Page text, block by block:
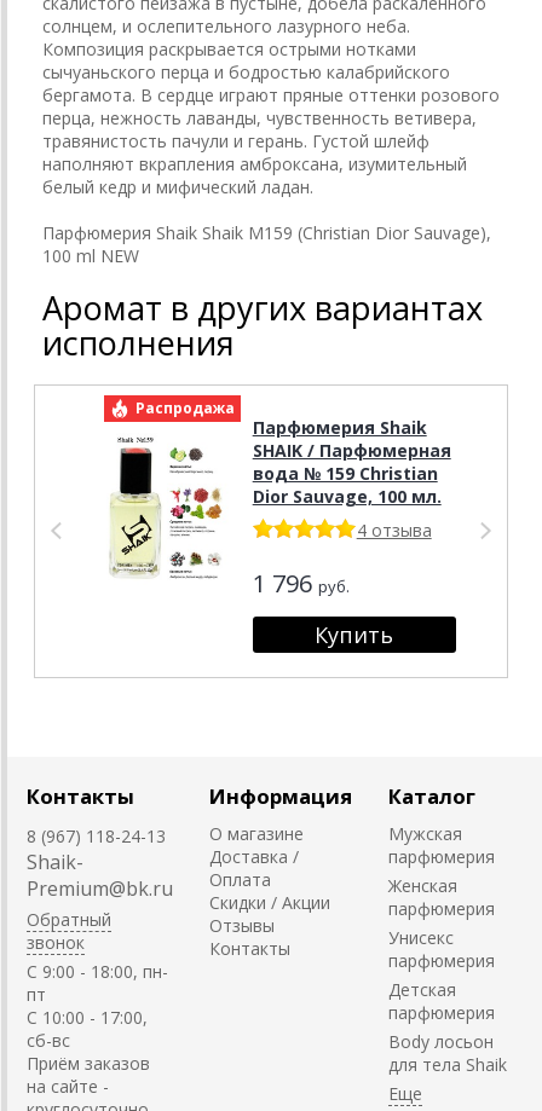
солнцем, и ослепительного лазурного неба.
Композиция раскрывается острыми нотками
сычуаньского перца и бодростью калабрийского
бергамота. В сердце играют пряные оттенки розового
перца, нежность лаванды, чувственность ветивера,
травянистость пачули и герань. Густой шлейф
наполняют вкрапления амброксана, изумительный
белый кедр и мифический ладан.
Парфюмерия Shaik Shaik M159 (Christian Dior Sauvage),
100 ml NEW
Аромат в других вариантах
исполнения
Распродажа
Парфюмерия Shaik
SHAIK / Парфюмерная
вода № 159 Christian
Dior Sauvage, 100 мл.
4 отзыва
1 796 руб.
Контакты
8 (967) 118-24-13
Shaik-
Premium@bk.ru
Обратный
звонок
C 9:00 - 18:00, пн-
пт
С 10:00 - 17:00,
сб-вс
Приём заказов
на сайте -
Информация
О магазине
Доставка /
Оплата
Скидки / Акции
Отзывы
Контакты
Каталог
Мужская
парфюмерия
Женская
парфюмерия
Унисекс
парфюмерия
Детская
парфюмерия
Body лосьон
для тела Shaik